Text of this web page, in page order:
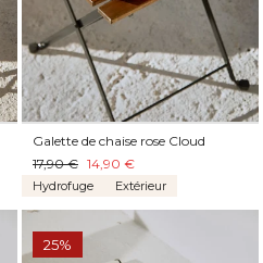
Galette de chaise rose Cloud
17,90 € 14,90 €
Hydrofuge Extérieur
25%